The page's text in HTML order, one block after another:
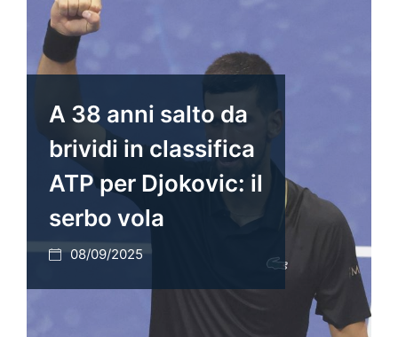
A 38 anni salto da
brividi in classifica
ATP per Djokovic: il
serbo vola
08/09/2025